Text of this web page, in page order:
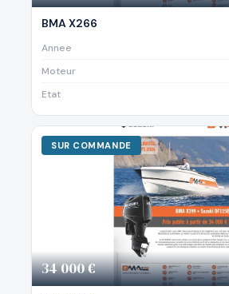
BMA X266
Annee
Moteur
Etat
SUR COMMANDE
34 000 €